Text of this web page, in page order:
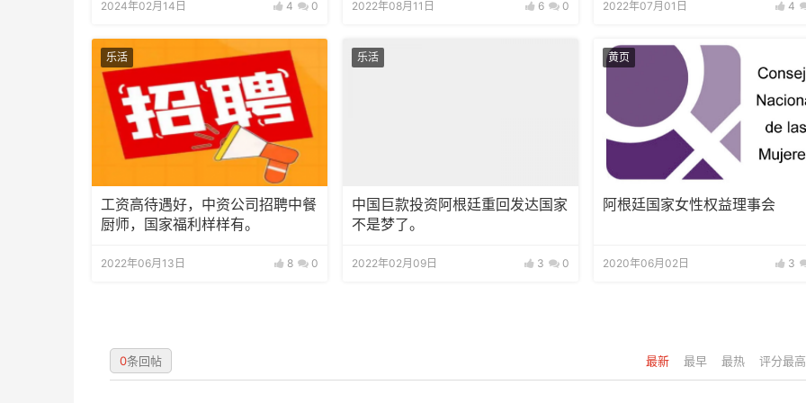
2024年02月14日 4 0 2022年08月11日 6 0 2022年07月01日 4
乐活
工资高待遇好，中资公司招聘中餐
厨师，国家福利样样有。
2022年06月13日 8 0
乐活
中国巨款投资阿根廷重回发达国家
不是梦了。
2022年02月09日 3 0
黄页
阿根廷国家女性权益理事会
2020年06月02日 3
最新 最早 最热 评分最高
0条回帖